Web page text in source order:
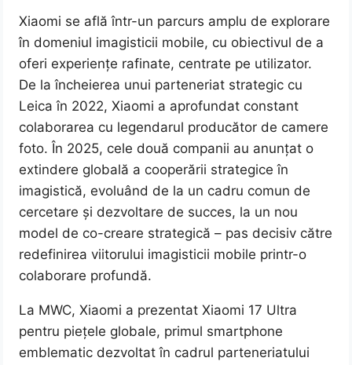
Xiaomi se află într-un parcurs amplu de explorare
în domeniul imagisticii mobile, cu obiectivul de a
oferi experiențe rafinate, centrate pe utilizator.
De la încheierea unui parteneriat strategic cu
Leica în 2022, Xiaomi a aprofundat constant
colaborarea cu legendarul producător de camere
foto. În 2025, cele două companii au anunțat o
extindere globală a cooperării strategice în
imagistică, evoluând de la un cadru comun de
cercetare și dezvoltare de succes, la un nou
model de co-creare strategică – pas decisiv către
redefinirea viitorului imagisticii mobile printr-o
colaborare profundă.
La MWC, Xiaomi a prezentat Xiaomi 17 Ultra
pentru piețele globale, primul smartphone
emblematic dezvoltat în cadrul parteneriatului